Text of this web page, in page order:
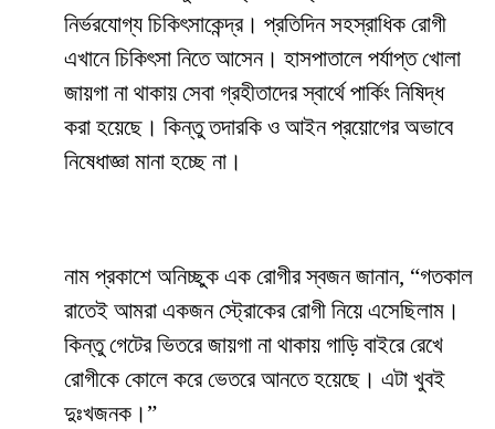
নির্ভরযোগ্য চিকিৎসাকেন্দ্র। প্রতিদিন সহস্রাধিক রোগী
এখানে চিকিৎসা নিতে আসেন। হাসপাতালে পর্যাপ্ত খোলা
জায়গা না থাকায় সেবা গ্রহীতাদের স্বার্থে পার্কিং নিষিদ্ধ
করা হয়েছে। কিন্তু তদারকি ও আইন প্রয়োগের অভাবে
নিষেধাজ্ঞা মানা হচ্ছে না।
নাম প্রকাশে অনিচ্ছুক এক রোগীর স্বজন জানান, “গতকাল
রাতেই আমরা একজন স্ট্রোকের রোগী নিয়ে এসেছিলাম।
কিন্তু গেটের ভিতরে জায়গা না থাকায় গাড়ি বাইরে রেখে
রোগীকে কোলে করে ভেতরে আনতে হয়েছে। এটা খুবই
দুঃখজনক।”